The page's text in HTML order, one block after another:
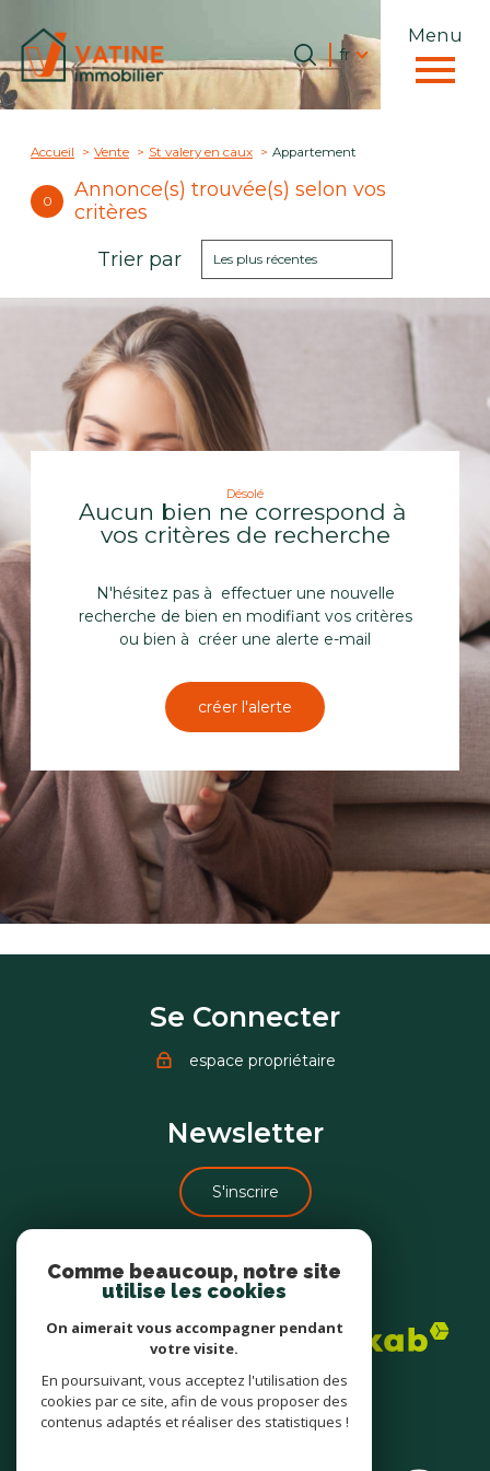
Menu
Langue
fr
Accueil
Langue
fr
Accueil Vente St valery en caux Appartement
0
Annonce(s) trouvée(s) selon vos
critères
Trier par
Les plus récentes
Désolé
Aucun bien ne correspond à
vos critères de recherche
N'hésitez pas à effectuer une nouvelle
recherche de bien en modifiant vos critères
ou bien à créer une alerte e-mail
créer l'alerte
Se Connecter
espace propriétaire
Newsletter
S'inscrire
Adhérents
Comme beaucoup, notre site
utilise les cookies
On aimerait vous accompagner pendant
votre visite.
En poursuivant, vous acceptez l'utilisation des
cookies par ce site, afin de vous proposer des
contenus adaptés et réaliser des statistiques !